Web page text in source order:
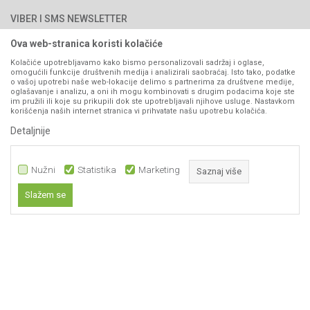
Kontakt
Pravo na odustajanje
Reklamacije
Povraćaj sredstava
Zamjena artikala
Plaćanje karticama
VIBER I SMS NEWSLETTER
PRATITE NAS
Ova web-stranica koristi kolačiće
Kolačiće upotrebljavamo kako bismo personalizovali sadržaj i oglase,
omogućili funkcije društvenih medija i analizirali saobraćaj. Isto tako, podatke
o vašoj upotrebi naše web-lokacije delimo s partnerima za društvene medije,
oglašavanje i analizu, a oni ih mogu kombinovati s drugim podacima koje ste
im pružili ili koje su prikupili dok ste upotrebljavali njihove usluge. Nastavkom
korišćenja naših internet stranica vi prihvatate našu upotrebu kolačića.
Detaljnije
Nužni Statistika Marketing Saznaj više
Slažem se